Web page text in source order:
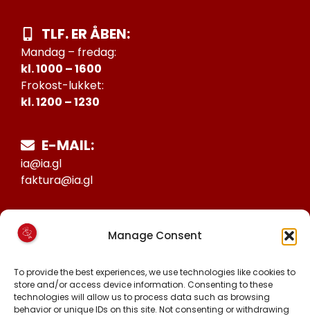
Manage Consent
To provide the best experiences, we use technologies like cookies to
store and/or access device information. Consenting to these
technologies will allow us to process data such as browsing
behavior or unique IDs on this site. Not consenting or withdrawing
TLF. ER ÅBEN:
Mandag – fredag:
kl. 1000 – 1600
Frokost-lukket:
kl. 1200 – 1230
E-MAIL:
ia@ia.gl
faktura@ia.gl
25027388
KONTO NR:
6471-1511626